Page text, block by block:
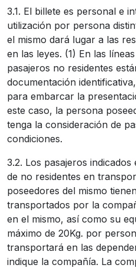
3.1. El billete es personal e
utilización por persona
el mismo dará lugar a las
en las leyes. (1) En las
pasajeros no residentes
documentación
para embarcar la
este caso, la persona
tenga la consideración de
condiciones.
3.2. Los pasajeros
de no residentes en
poseedores del mismo
transportados por la
en el mismo, así como su
máximo de 20Kg. por
transportará en las
indique la compañía. La